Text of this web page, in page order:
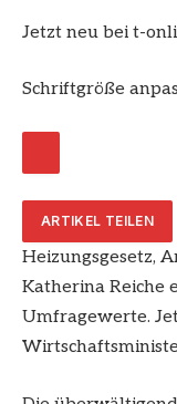
Jetzt neu bei t-
Schriftgröße
ARTIKEL TEILEN
Heizungsgesetz,
Katherina Reiche
Umfragewerte.